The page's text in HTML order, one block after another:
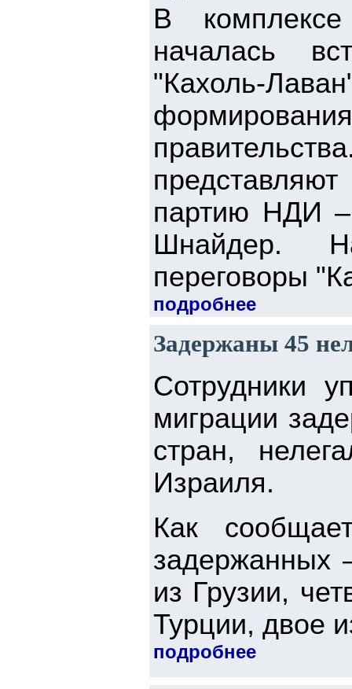
В
началась
"Кахоль-
партию НДИ
Шнайдер.
переговоры
подробнее
Задержаны 45
Сотрудники
миграции
стран,
Израиля.
Как
задержанных
из Грузии,
Турции, двое
подробнее